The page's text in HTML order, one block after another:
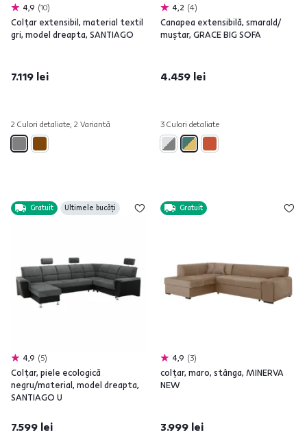
4,9 10
Colţar extensibil, material textil
gri, model dreapta, SANTIAGO
7.119 lei
2 Culori detaliate, 2 Variantă
4,2 4
Canapea extensibilă, smarald/
muştar, GRACE BIG SOFA
4.459 lei
3 Culori detaliate
Gratuit Ultimele bucăți
4,9 5
Colţar, piele ecologică
negru/material, model dreapta,
SANTIAGO U
7.599 lei
Gratuit
4,9 3
colţar, maro, stânga, MINERVA
NEW
3.999 lei